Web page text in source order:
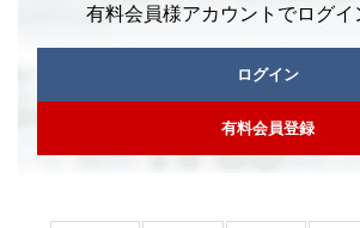
有料会員様アカウントでログイ
ログイン
有料会員登録